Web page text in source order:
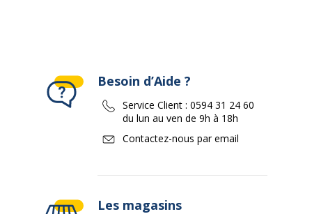
Besoin d’Aide ?
Service Client : 0594 31 24 60
du lun au ven de 9h à 18h
Contactez-nous par email
Les magasins